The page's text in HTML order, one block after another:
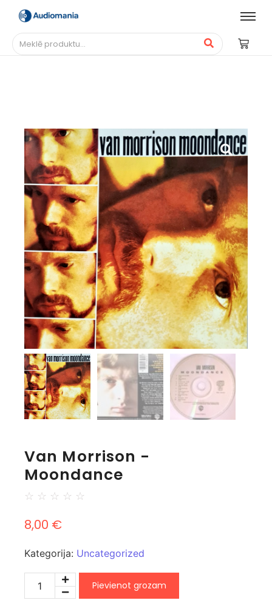
Van Morrison -
Moondance
☆ ☆ ☆ ☆ ☆
8,00 €
Kategorija: Uncategorized
Pievienot grozam